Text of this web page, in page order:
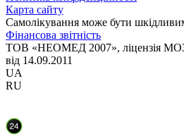
Карта сайту
Самолікування може бути
Фінансова звітність
ТОВ «НЕОМЕД 2007», ліцензія
від 14.09.2011
UA
RU